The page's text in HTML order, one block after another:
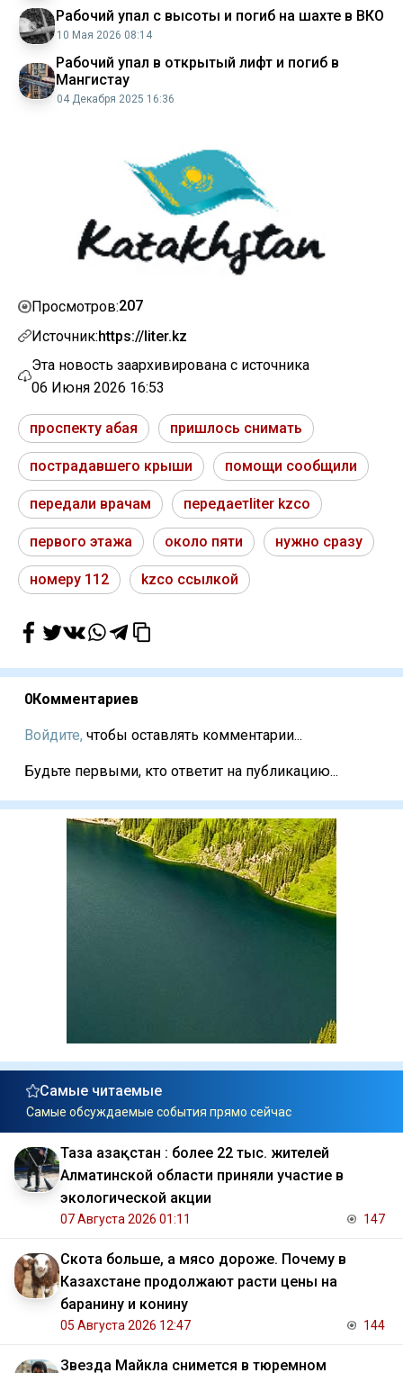
Рабочий упал с высоты и погиб на шахте в ВКО
10 Мая 2026 08:14
Рабочий упал в открытый лифт и погиб в
Мангистау
04 Декабря 2025 16:36
Просмотров:207
Источник:https://liter.kz
Эта новость заархивирована с источника
06 Июня 2026 16:53
проспекту абая пришлось снимать
пострадавшего крыши помощи сообщили
передали врачам передаетliter kzсо
первого этажа около пяти нужно сразу
номеру 112 kzсо ссылкой
0Комментариев
Войдите, чтобы оставлять комментарии...
Будьте первыми, кто ответит на публикацию...
Самые читаемые
Самые обсуждаемые события прямо сейчас
Таза Қазақстан : более 22 тыс. жителей
Алматинской области приняли участие в
экологической акции
07 Августа 2026 01:11 147
Скота больше, а мясо дороже. Почему в
Казахстане продолжают расти цены на
баранину и конину
05 Августа 2026 12:47 144
Звезда Майкла снимется в тюремном